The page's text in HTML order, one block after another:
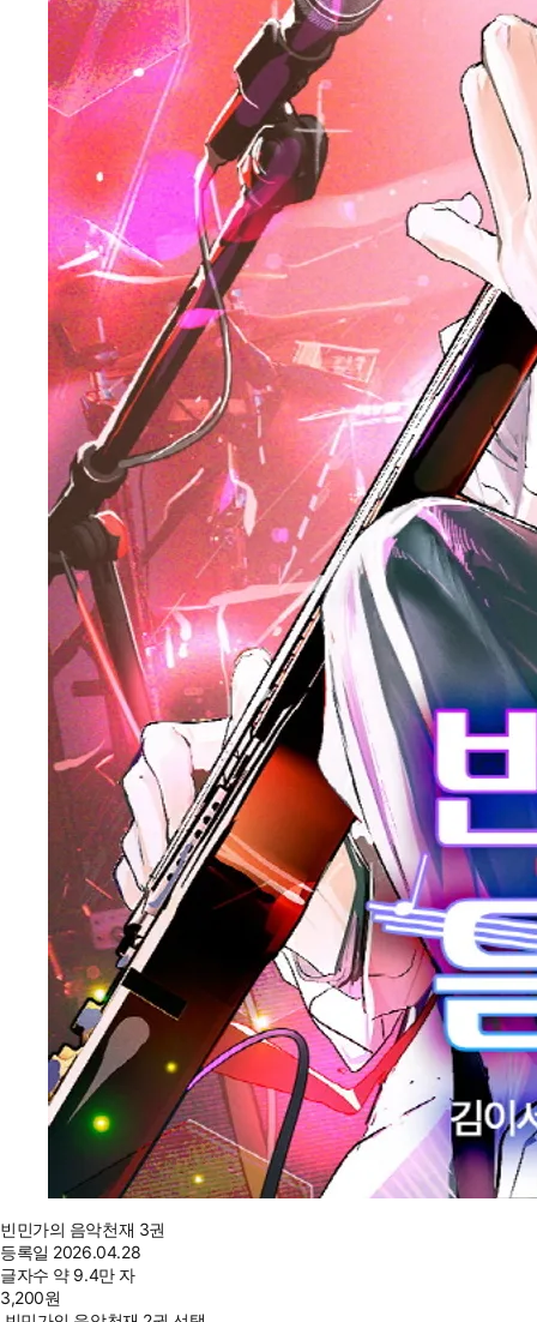
빈민가의 음악천재 3권
등록일 2026.04.28
글자수 약 9.4만 자
3,200원